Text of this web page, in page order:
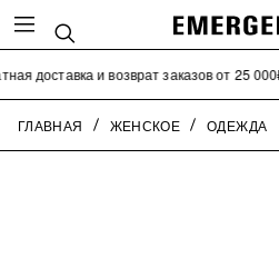
Search
доставка и возврат заказов от 25 000₽
ГЛАВНАЯ ЖЕНСКОЕ ОДЕЖДА